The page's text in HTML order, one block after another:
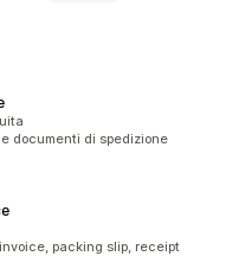
documenti di spedizione
packing slip, receipt